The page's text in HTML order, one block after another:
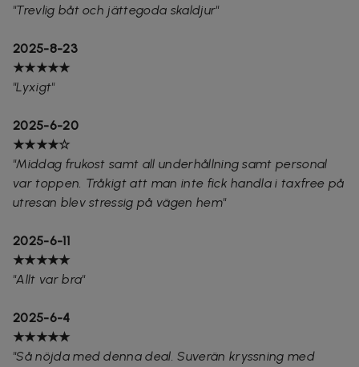
"Trevlig båt och jättegoda skaldjur"
2025-8-23
★★★★★
"Lyxigt"
2025-6-20
★★★★☆
"Middag frukost samt all underhållning samt personal
var toppen. Tråkigt att man inte fick handla i taxfree på
utresan blev stressig på vägen hem"
2025-6-11
★★★★★
"Allt var bra"
2025-6-4
★★★★★
"Så nöjda med denna deal. Suverän kryssning med